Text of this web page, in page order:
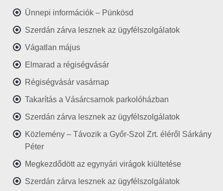
Ünnepi információk – Pünkösd
Szerdán zárva lesznek az ügyfélszolgálatok
Vágatlan május
Elmarad a régiségvásár
Régiségvásár vasárnap
Takarítás a Vásárcsarnok parkolóházban
Szerdán zárva lesznek az ügyfélszolgálatok
Közlemény – Távozik a Győr-Szol Zrt. éléről Sárkány
Péter
Megkezdődött az egynyári virágok kiültetése
Szerdán zárva lesznek az ügyfélszolgálatok